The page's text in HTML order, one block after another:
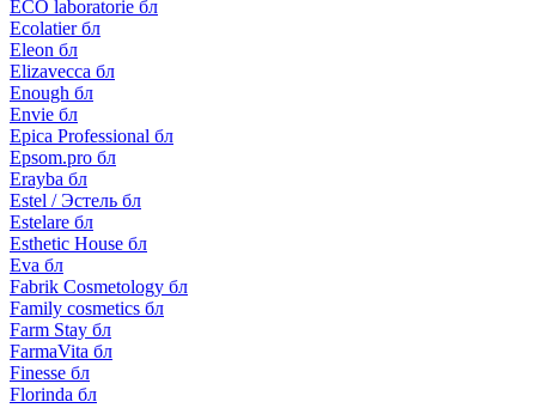
ECO laboratorie бл
Ecolatier бл
Eleon бл
Elizavecca бл
Enough бл
Envie бл
Epica Professional бл
Epsom.pro бл
Erayba бл
Estel / Эстель бл
Estelare бл
Esthetic House бл
Eva бл
Fabrik Cosmetology бл
Family cosmetics бл
Farm Stay бл
FarmaVita бл
Finesse бл
Florinda бл